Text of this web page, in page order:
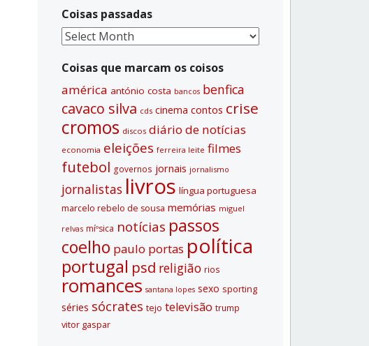
Coisas passadas
Coisas
Coisas que marcam os coisos
américa antónio costa bancos benfica
cavaco silva cds cinema contos crise
cromos discos diário de notí­cias
economia eleições ferreira leite filmes
futebol governos jornais jornalismo
jornalistas livros lí­ngua portuguesa
marcelo rebelo de sousa memórias miguel
relvas míºsica notí­cias passos
coelho paulo portas polí­tica
portugal psd religião rios
romances santana lopes sexo sporting
séries sócrates tejo televisão trump
vitor gaspar